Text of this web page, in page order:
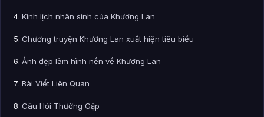
Kinh lịch nhân sinh của Khương Lan
Chương truyện Khương Lan xuất hiện tiêu biểu
Ảnh đẹp làm hình nền về Khương Lan
Bài Viết Liên Quan
Câu Hỏi Thường Gặp